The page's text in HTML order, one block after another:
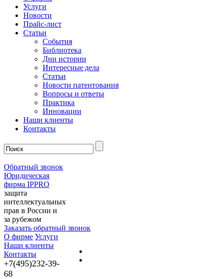
Услуги
Новости
Прайс-лист
Статьи
События
Библиотека
Дни истории
Интересные дела
Статьи
Новости патентования
Вопросы и ответы
Практика
Инновации
Наши клиенты
Контакты
Обратный звонок
Юридическая
фирма IPPRO
защита
интеллектуальных
прав в России и
за рубежом
Заказать обратный звонок
О фирме Услуги
Наши клиенты
Контакты
+7(495)232-39-
68